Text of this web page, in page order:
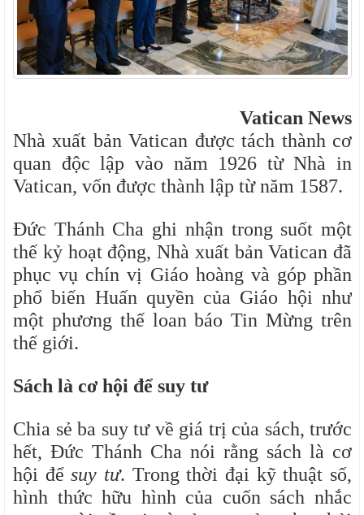
Vatican News
Nhà xuất bản Vatican được tách thành cơ
quan độc lập vào năm 1926 từ Nhà in
Vatican, vốn được thành lập từ năm 1587.
Đức Thánh Cha ghi nhận trong suốt một
thế kỷ hoạt động, Nhà xuất bản Vatican đã
phục vụ chín vị Giáo hoàng và góp phần
phổ biến Huấn quyền của Giáo hội như
một phương thế loan báo Tin Mừng trên
thế giới.
Sách là cơ hội để suy tư
Chia sẻ ba suy tư về giá trị của sách, trước
hết, Đức Thánh Cha nói rằng sách là cơ
hội đểsuy tư. Trong thời đại kỹ thuật số,
hình thức hữu hình của cuốn sách nhắc